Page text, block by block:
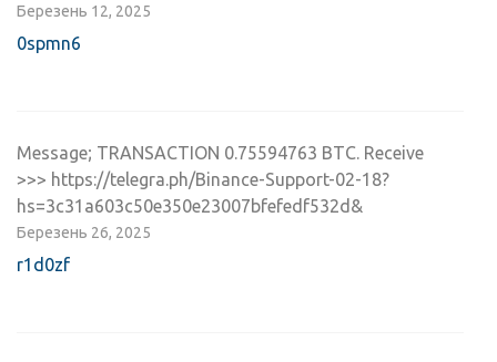
Березень 12, 2025
0spmn6
Message; TRANSACTION 0.75594763 BTC. Receive
>>> https://telegra.ph/Binance-Support-02-18?
hs=3c31a603c50e350e23007bfefedf532d&
Березень 26, 2025
r1d0zf